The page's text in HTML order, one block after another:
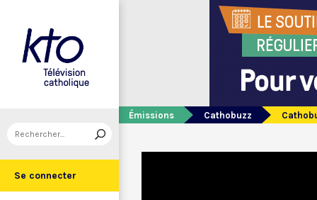
Se connecter
Émissions Cathobuzz